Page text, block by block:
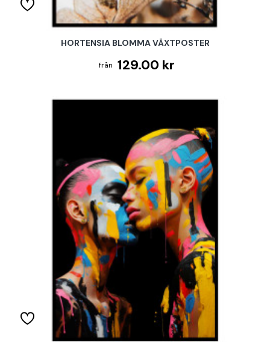
HORTENSIA BLOMMA VÄXTPOSTER
129.00 kr